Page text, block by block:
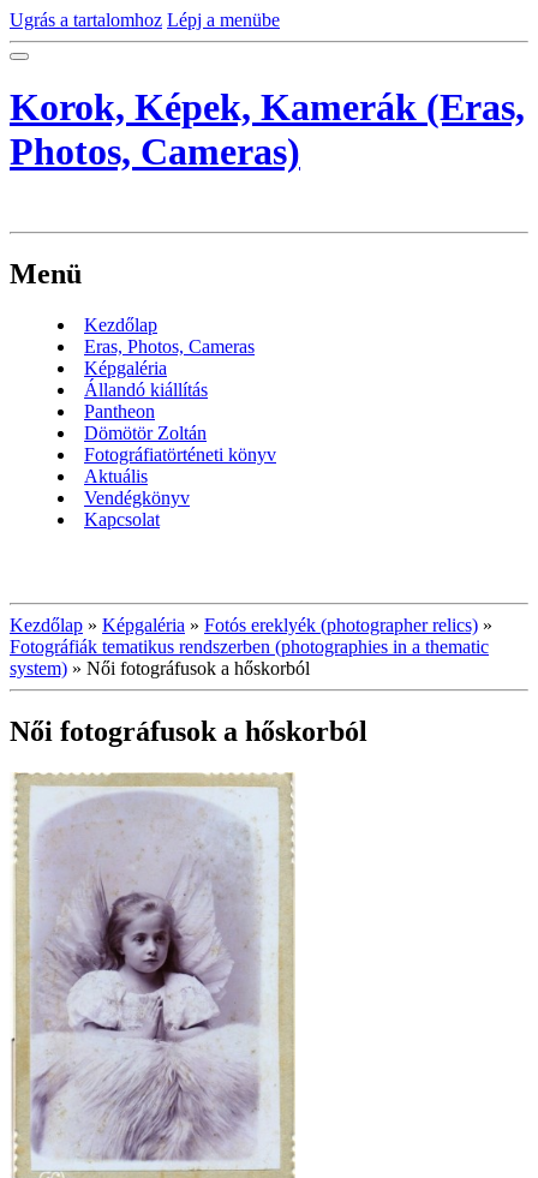
Ugrás a tartalomhoz Lépj a menübe
Korok, Képek, Kamerák (Eras,
Photos, Cameras)
Menü
Kezdőlap
Eras, Photos, Cameras
Képgaléria
Állandó kiállítás
Pantheon
Dömötör Zoltán
Fotográfiatörténeti könyv
Aktuális
Vendégkönyv
Kapcsolat
Kezdőlap » Képgaléria » Fotós ereklyék (photographer relics) »
Fotográfiák tematikus rendszerben (photographies in a thematic
system) » Női fotográfusok a hőskorból
Női fotográfusok a hőskorból